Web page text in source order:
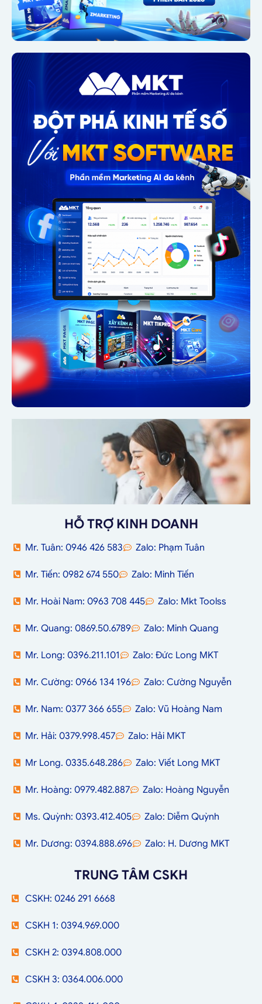
HỖ TRỢ KINH DOANH
Mr. Tuân: 0946 426 583 Zalo: Phạm Tuân
Mr. Tiến: 0982 674 550 Zalo: Minh Tiến
Mr. Hoài Nam: 0963 708 445 Zalo: Mkt Toolss
Mr. Quang: 0869.50.6789 Zalo: Minh Quang
Mr. Long: 0396.211.101 Zalo: Đức Long MKT
Mr. Cường: 0966 134 196 Zalo: Cường Nguyễn
Mr. Nam: 0377 366 655 Zalo: Vũ Hoàng Nam
Mr. Hải: 0379.998.457 Zalo: Hải MKT
Mr Long. 0335.648.286 Zalo: Viết Long MKT
Mr. Hoàng: 0979.482.887 Zalo: Hoàng Nguyễn
Ms. Quỳnh: 0393.412.405 Zalo: Diễm Quỳnh
Mr. Dương: 0394.888.696 Zalo: H. Dương MKT
TRUNG TÂM CSKH
CSKH: 0246 291 6668
CSKH 1: 0394.969.000
CSKH 2: 0394.808.000
CSKH 3: 0364.006.000